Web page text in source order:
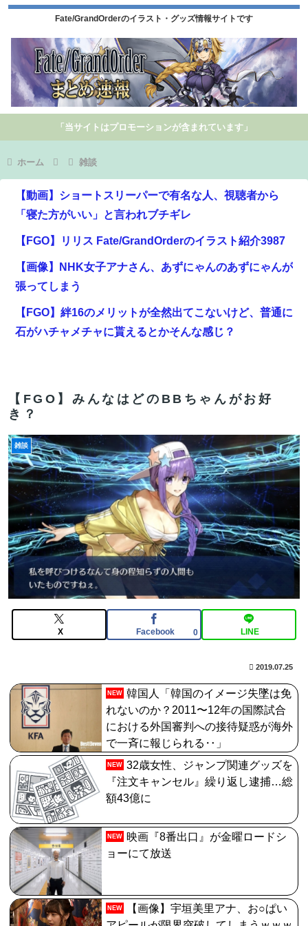
Fate/GrandOrderのイラスト・グッズ情報サイトです
「当サイトはプロモーションが含まれています」
ホーム 雑談
【動画】ショートスリーパーで有名な人、視聴者から
「寝た方がいい」と言われブチギレ
【FGO】リリス Fate/GrandOrderのイラスト紹介3987
【画像】NHK女子アナさん、あずにゃんのあずにゃんが
張ってしまう
【FGO】絆16のメリットが全然出てこないけど、普通に
石がハチャメチャに貰えるとかそんな感じ？
【FGO】絆16のメリットが全然出てこないけど、普通に
石がハチャメチャに貰えるとかそんな感じ？
【画像】咲-Saki-、もうめちゃくちゃ
【FGO】邪馬台国の魔王。卑弥呼の強化つよい…デスチ
ェンジしないなら最適クリサポーター
【FGO】絆16のメリットが全然出てこないけど、普通に
石がハチャメチャに貰えるとかそんな感じ？
【FGO】中国語版10周年を記念した「OVER THE
SAME SKY all over the world」。武内崇さん描き下ろ
【FGO】リリス Fate/GrandOrderのイラスト紹介3987
【FGO】周年なんだからログレス復刻してくれたらいい
のに
【FGO】みんなはどのBBちゃんがお好
き？
雑談
X Facebook 0 LINE
2019.07.25
NEW 韓国人「韓国のイメージ失墜は免
れないのか？2011〜12年の国際試合
における外国審判への接待疑惑が海外
で一斉に報じられる‥」
NEW 32歳女性、ジャンプ関連グッズを
『注文キャンセル』繰り返し逮捕…総
額43億に
NEW
映画『8番出口』が金曜ロードシ
ョーにて放送
NEW
【画像】宇垣美里アナ、お○ぱい